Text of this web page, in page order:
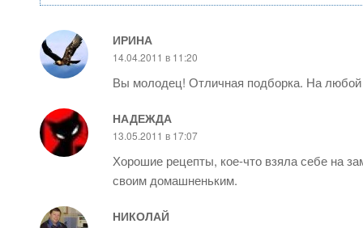
ИРИНА
14.04.2011 в 11:20
Вы молодец! Отличная подборка. На любой
НАДЕЖДА
13.05.2011 в 17:07
Хорошие рецепты, кое-что взяла себе на
своим домашненьким.
НИКОЛАЙ